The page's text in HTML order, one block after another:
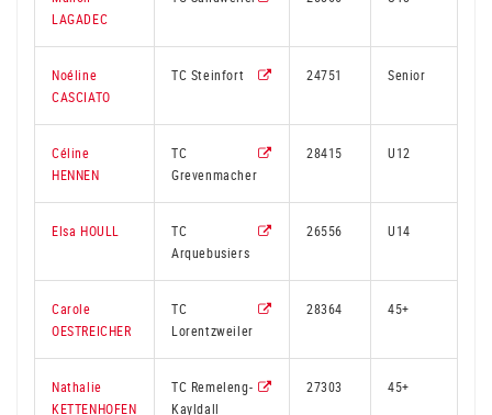
LAGADEC
Noéline
CASCIATO
TC Steinfort 24751 Senior
Céline
HENNEN
TC
Grevenmacher
28415 U12
Elsa HOULL
TC
Arquebusiers
26556 U14
Carole
OESTREICHER
TC
Lorentzweiler
28364 45+
Nathalie
KETTENHOFEN
TC Remeleng-
Kayldall
27303 45+